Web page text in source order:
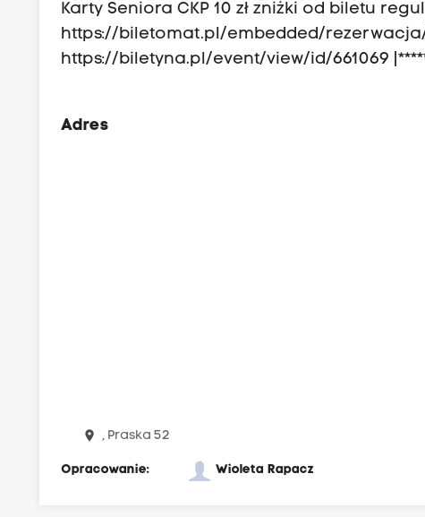
Karty Seniora CKP 10 zł zniżki od biletu
https://biletomat.pl/embedded/rezerwacja/
https://biletyna.pl/event/view/id/661069
Adres
place , Praska 52
Opracowanie: Wioleta Rapacz